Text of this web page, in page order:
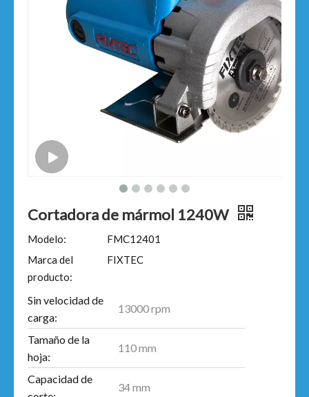
Cortadora de mármol 1240W
Modelo:
FMC12401
Marca del
producto:
FIXTEC
Sin velocidad de
carga:
13000 rpm
Tamaño de la
hoja:
110 mm
Capacidad de
34 mm